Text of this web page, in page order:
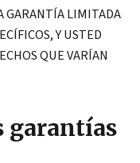
GARANTÍA LIMITADA
Y USTED
QUE VARÍAN
garantías